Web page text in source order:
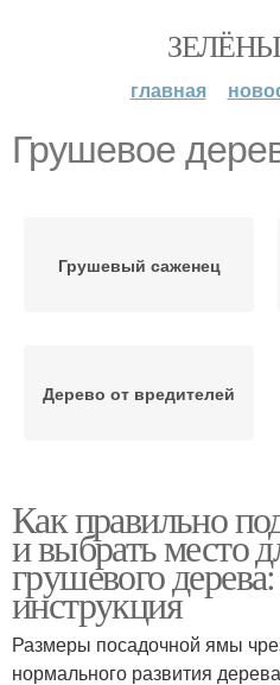
главная
Грушевое
Грушевый саженец
Дерево от вредителей
Как правильно
и выбрать место
грушевого
инструкция
Размеры посадочной ямы
нормального развития